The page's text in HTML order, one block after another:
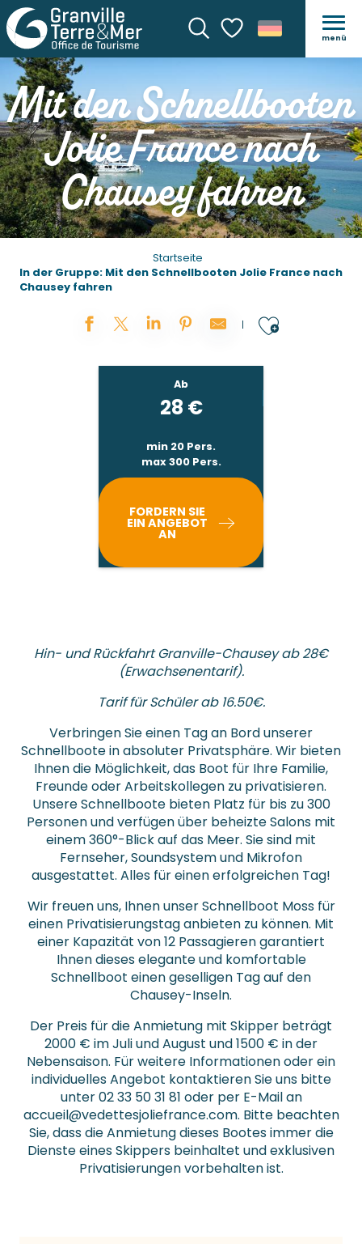
SucheVoir les favoris
menü
Mit den Schnellbooten
Jolie France nach
Chausey fahren
Startseite
In der Gruppe: Mit den Schnellbooten Jolie France nach
Chausey fahren
Ab
28 €
min 20 Pers.
max 300 Pers.
FORDERN SIE
EIN ANGEBOT
AN
Hin- und Rückfahrt Granville-Chausey ab 28€
(Erwachsenentarif).
Tarif für Schüler ab 16.50€.
Verbringen Sie einen Tag an Bord unserer
Schnellboote in absoluter Privatsphäre. Wir bieten
Ihnen die Möglichkeit, das Boot für Ihre Familie,
Freunde oder Arbeitskollegen zu privatisieren.
Unsere Schnellboote bieten Platz für bis zu 300
Personen und verfügen über beheizte Salons mit
einem 360°-Blick auf das Meer. Sie sind mit
Fernseher, Soundsystem und Mikrofon
ausgestattet. Alles für einen erfolgreichen Tag!
Wir freuen uns, Ihnen unser Schnellboot Moss für
einen Privatisierungstag anbieten zu können. Mit
einer Kapazität von 12 Passagieren garantiert
Ihnen dieses elegante und komfortable
Schnellboot einen geselligen Tag auf den
Chausey-Inseln.
Der Preis für die Anmietung mit Skipper beträgt
2000 € im Juli und August und 1500 € in der
Nebensaison. Für weitere Informationen oder ein
individuelles Angebot kontaktieren Sie uns bitte
unter 02 33 50 31 81 oder per E-Mail an
accueil@vedettesjoliefrance.com. Bitte beachten
Sie, dass die Anmietung dieses Bootes immer die
Dienste eines Skippers beinhaltet und exklusiven
Privatisierungen vorbehalten ist.